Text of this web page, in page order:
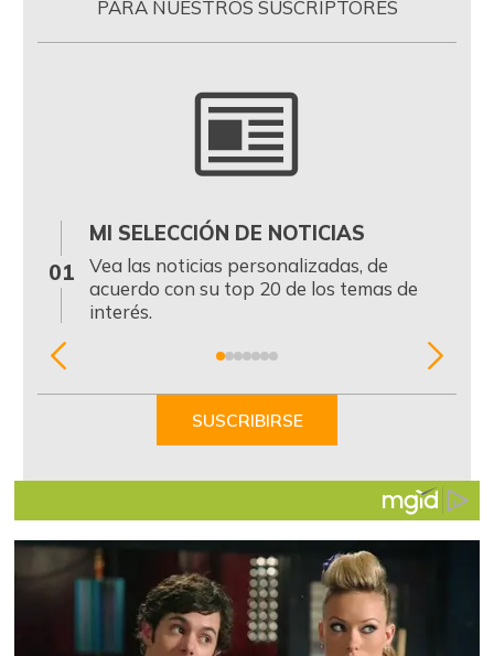
PARA NUESTROS SUSCRIPTORES
01
MI SELECCIÓN DE NOTICIAS
Vea las noticias personalizadas, de
acuerdo con su top 20 de los temas de
interés.
Item
SUSCRIBIRSE